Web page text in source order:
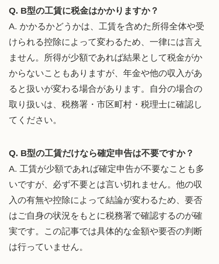
Q. B型の工賃に税金はかかりますか？
A. かかるかどうかは、工賃を含めた所得全体や受
けられる控除によって変わるため、一律には言え
ません。所得が少額であれば結果として税金がか
からないこともありますが、年金や他の収入があ
ると扱いが変わる場合があります。自分の場合の
取り扱いは、税務署・市区町村・税理士に確認し
てください。
Q. B型の工賃だけなら確定申告は不要ですか？
A. 工賃が少額であれば確定申告が不要なことも多
いですが、必ず不要とは言い切れません。他の収
入の有無や控除によって結論が変わるため、要否
はご自身の状況をもとに税務署で確認するのが確
実です。この記事では具体的な金額や要否の判断
は行っていません。